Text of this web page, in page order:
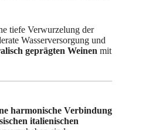
tiefe Verwurzelung der
Wasserversorgung und
geprägten Weinen mit
harmonische Verbindung
italienischen